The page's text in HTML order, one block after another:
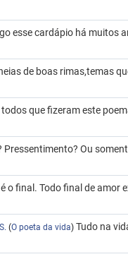
esse cardápio há muitos
de boas rimas,temas
que fizeram este
Pressentimento? Ou
o final. Todo final de amor
(O poeta da vida) Tudo na